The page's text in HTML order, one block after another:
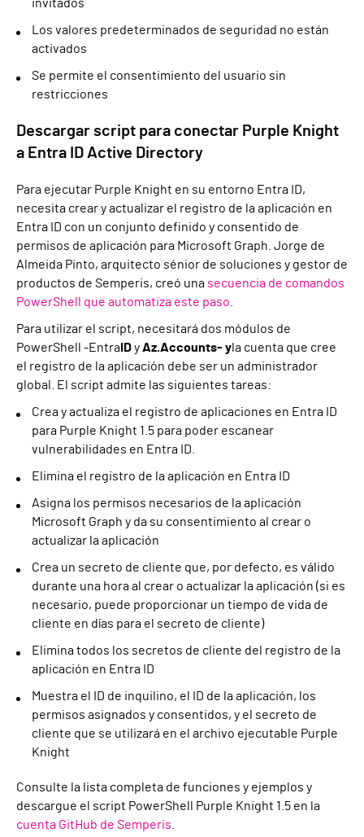
invitados
Los valores predeterminados de seguridad no están
activados
Se permite el consentimiento del usuario sin
restricciones
Descargar script para conectar Purple Knight
a Entra ID Active Directory
Para ejecutar Purple Knight en su entorno Entra ID,
necesita crear y actualizar el registro de la aplicación en
Entra ID con un conjunto definido y consentido de
permisos de aplicación para Microsoft Graph. Jorge de
Almeida Pinto, arquitecto sénior de soluciones y gestor de
productos de Semperis, creó una secuencia de comandos
PowerShell que automatiza este paso
Para utilizar el script, necesitará dos módulos de
PowerShell -Entra IDyAz.Accounts- y la cuenta que cree
el registro de la aplicación debe ser un administrador
global. El script admite las siguientes tareas:
Crea y actualiza el registro de aplicaciones en Entra ID
para Purple Knight 1.5 para poder escanear
vulnerabilidades en Entra ID.
Elimina el registro de la aplicación en Entra ID
Asigna los permisos necesarios de la aplicación
Microsoft Graph y da su consentimiento al crear o
actualizar la aplicación
Crea un secreto de cliente que, por defecto, es válido
durante una hora al crear o actualizar la aplicación (si es
necesario, puede proporcionar un tiempo de vida de
cliente en días para el secreto de cliente)
Elimina todos los secretos de cliente del registro de la
aplicación en Entra ID
Muestra el ID de inquilino, el ID de la aplicación, los
permisos asignados y consentidos, y el secreto de
cliente que se utilizará en el archivo ejecutable Purple
Knight
Consulte la lista completa de funciones y ejemplos y
descargue el script PowerShell Purple Knight 1.5 en la
cuenta GitHub de Semperis